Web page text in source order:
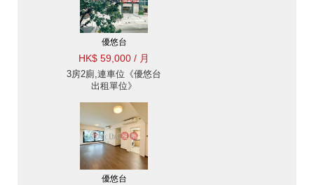
優悠台
HK$ 59,000 / 月
3房2廁,連車位《優悠台
出租單位》
優悠台